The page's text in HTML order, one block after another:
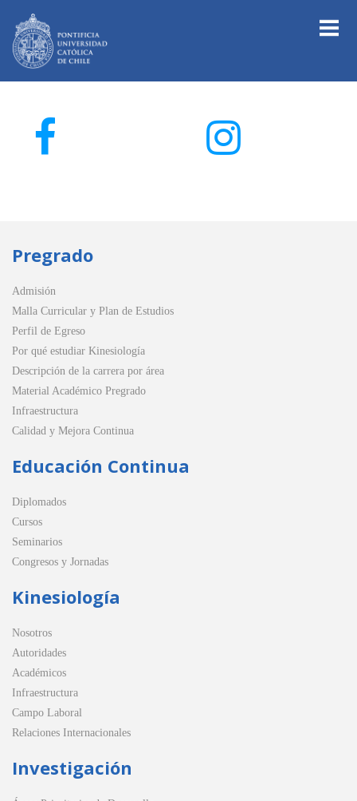
Pregrado
Admisión
Malla Curricular y Plan de Estudios
Perfil de Egreso
Por qué estudiar Kinesiología
Descripción de la carrera por área
Material Académico Pregrado
Infraestructura
Calidad y Mejora Continua
Educación Continua
Diplomados
Cursos
Seminarios
Congresos y Jornadas
Kinesiología
Nosotros
Autoridades
Académicos
Infraestructura
Campo Laboral
Relaciones Internacionales
Investigación